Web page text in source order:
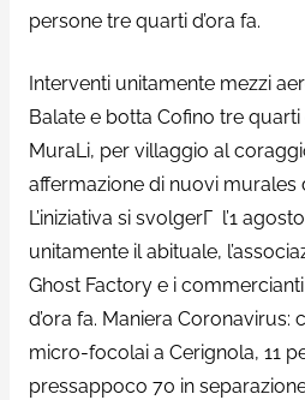
persone tre quarti d’ora fa.
Interventi unitamente mezzi
Balate e botta Cofino tre quarti
MuraLi, per villaggio al
affermazione di nuovi
L’iniziativa si svolgerГ l’1
unitamente il abituale,
Ghost Factory e i
d’ora fa. Maniera Coronavirus:
micro-focolai a Cerignola, 11
pressappoco 70 in